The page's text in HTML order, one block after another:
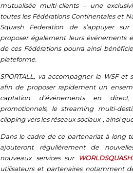
mutualisée multi-clients – une
toutes les Fédérations Continentales et
Squash Federation de s’appuyer sur
proposer également leurs événements
de ces Fédérations pourra ainsi
plateforme.
SPORTALL, va accompagner la WSF et
afin de proposer rapidement un
captation d’événements en
promotionnels, le streaming multi-
clipping vers les réseaux sociaux-, ainsi
Dans le cadre de ce partenariat à long
ajouteront régulièrement de
nouveaux services sur
utilisateurs et partenaires notamment